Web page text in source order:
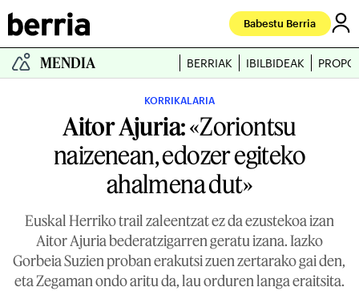
Babestu Berria
MENDIA BERRIAK IBILBIDEAK
KORRIKALARIA
Aitor Ajuria:«Zoriontsu
naizenean, edozer egiteko
ahalmena dut»
Euskal Herriko trail zaleentzat ez da ezustekoa izan
Aitor Ajuria bederatzigarren geratu izana. Iazko
Gorbeia Suzien proban erakutsi zuen zertarako gai den,
eta Zegaman ondo aritu da, lau orduren langa eraitsita.